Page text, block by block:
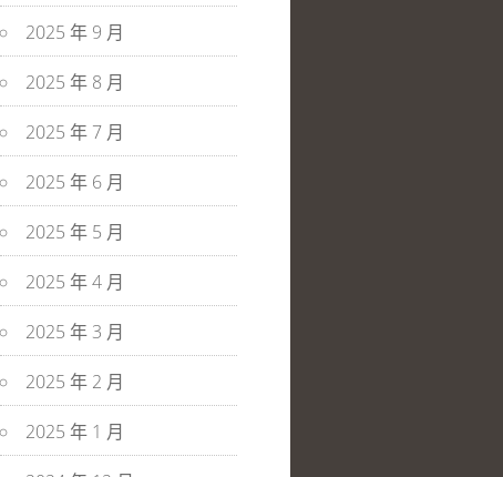
2025 年 9 月
2025 年 8 月
2025 年 7 月
2025 年 6 月
2025 年 5 月
2025 年 4 月
2025 年 3 月
2025 年 2 月
2025 年 1 月